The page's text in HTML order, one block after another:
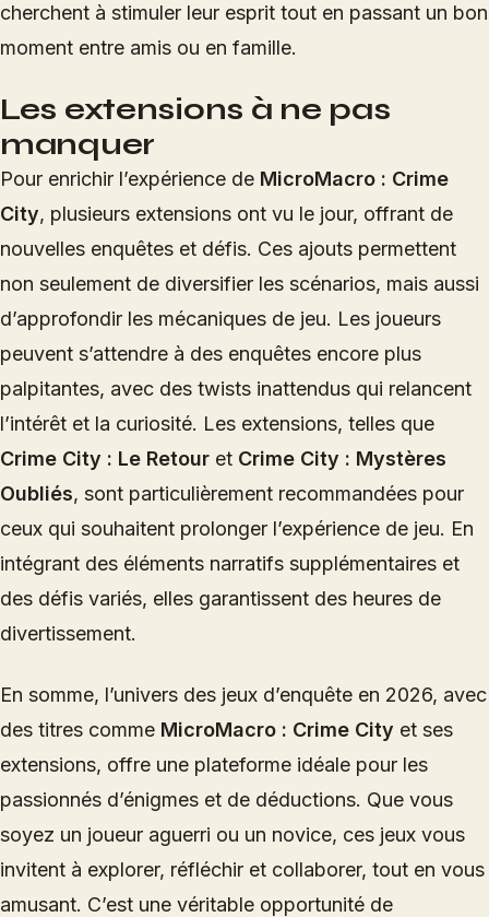
cherchent à stimuler leur esprit tout en passant un bon
moment entre amis ou en famille.
Les extensions à ne pas
manquer
Pour enrichir l’expérience de MicroMacro : Crime
City, plusieurs extensions ont vu le jour, offrant de
nouvelles enquêtes et défis. Ces ajouts permettent
non seulement de diversifier les scénarios, mais aussi
d’approfondir les mécaniques de jeu. Les joueurs
peuvent s’attendre à des enquêtes encore plus
palpitantes, avec des twists inattendus qui relancent
l’intérêt et la curiosité. Les extensions, telles que
Crime City : Le Retour et Crime City : Mystères
Oubliés, sont particulièrement recommandées pour
ceux qui souhaitent prolonger l’expérience de jeu. En
intégrant des éléments narratifs supplémentaires et
des défis variés, elles garantissent des heures de
divertissement.
En somme, l’univers des jeux d’enquête en 2026, avec
des titres comme MicroMacro : Crime City et ses
extensions, offre une plateforme idéale pour les
passionnés d’énigmes et de déductions. Que vous
soyez un joueur aguerri ou un novice, ces jeux vous
invitent à explorer, réfléchir et collaborer, tout en vous
amusant. C’est une véritable opportunité de